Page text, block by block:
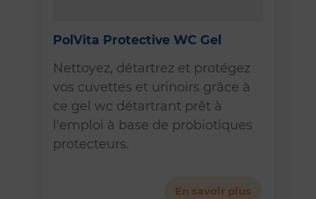
PolVita Protective WC Gel
Nettoyez, détartrez et protégez
vos cuvettes et urinoirs grâce à
ce gel wc détartrant prêt à
l'emploi à base de probiotiques
protecteurs.
En savoir plus